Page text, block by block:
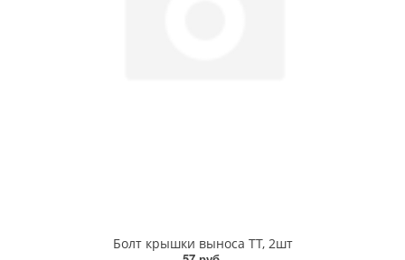
Болт крышки выноса TT, 2шт